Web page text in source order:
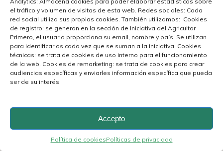
el tráfico y volumen de visitas de esta web. Redes sociales: Cada
red social utiliza sus propias cookies. También utilizamos: Cookies
de registro: se generan en la sección de Iniciativa del Agricultor
Primero, el usuario proporciona su email, nombre y país. Se utilizan
para identificarlos cada vez que se suman a la iniciativa. Cookies
técnicas: se trata de cookies de uso interno para el funcionamiento
de la web. Cookies de remarketing: se trata de cookies para crear
audiencias específicas y enviarles información específica que pueda
ser de su interés.
Accepto
Política de cookiesPolíticas de privacidad
América
Latina.
Ver +
alimentación
más
consciente.
Ver +